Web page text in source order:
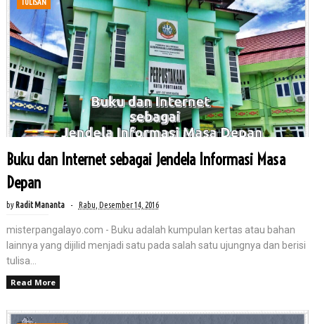
TULISAN
Buku dan Internet sebagai Jendela Informasi Masa
Depan
by Radit Mananta Rabu, Desember 14, 2016
misterpangalayo.com - Buku adalah kumpulan kertas atau bahan
lainnya yang dijilid menjadi satu pada salah satu ujungnya dan berisi
tulisa...
Read More